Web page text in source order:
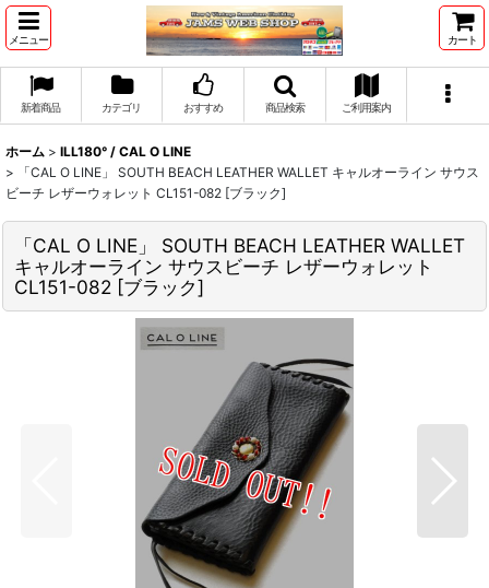
メニュー カート
新着商品 カテゴリ おすすめ 商品検索 ご利用案内
ホーム > ILL180° / CAL O LINE
>
「CAL O LINE」 SOUTH BEACH LEATHER WALLET キャルオーライン サウス
ビーチ レザーウォレット CL151-082 [ブラック]
「CAL O LINE」 SOUTH BEACH LEATHER WALLET
キャルオーライン サウスビーチ レザーウォレット
CL151-082 [ブラック]